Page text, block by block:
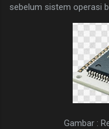
sebelum sistem operasi
Gambar :